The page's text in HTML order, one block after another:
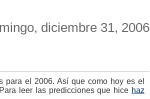
diciembre 31, 2006
para el 2006. Así que como hoy es el
leer las predicciones que hice haz